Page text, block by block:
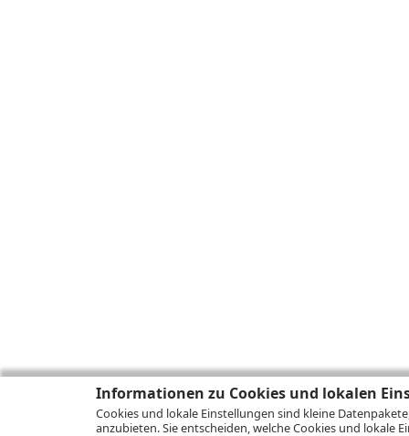
Informationen zu Cookies und lokalen
Cookies und lokale Einstellungen sind kleine
anzubieten. Sie entscheiden, welche Cookies und lokale